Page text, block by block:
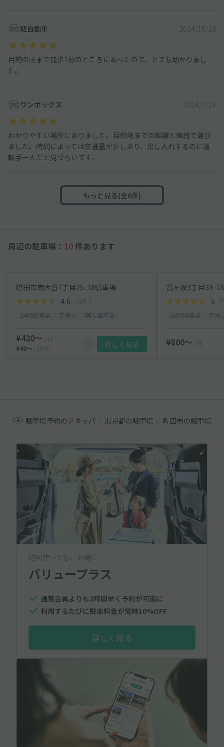
軽自動車 2024/10/13
目的の所まで徒歩1分のところにあったので、とても助かりまし
た。
ワンボックス 2024/2/23
わかりやすい場所にありました。目的地までの距離と値段で選び
ました。時間によっては交通量が少しあり、出し入れするのに運
転手一人だと見づらいです。
もっと見る(全6件)
周辺の駐車場： 10 件あります
町田市南大谷1丁目25-18駐車場
4.6 （5件）
¥420〜
/日
¥40〜
/15分 詳しく見る
5
¥800〜 /日
駐車場予約のアキッパ 東京都の駐車場 町田市の駐車場
何回使っても、お得に
バリュープラス
通常会員よりも3時間早く予約が可能に
利用するたびに駐車料金が常時10%OFF
詳しく見る